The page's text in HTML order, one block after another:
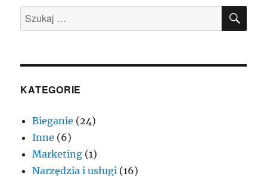
AMFPHP
Szukaj:
KATEGORIE
Bieganie (24)
Inne (6)
Marketing (1)
Narzędzia i usługi (16)